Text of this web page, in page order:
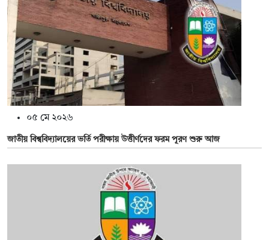
০৫ মে ২০২৬
জাতীয় বিশ্ববিদ্যালয়ের ভর্তি পরীক্ষায় উত্তীর্ণদের ফরম পূরণ শুরু আজ